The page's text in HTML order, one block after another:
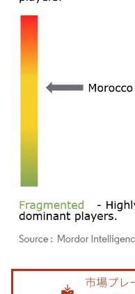
画像 © Mordor Intelligence。再